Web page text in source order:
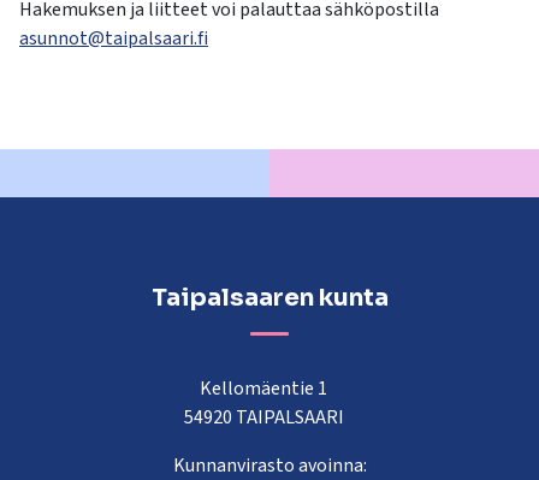
Hakemuksen ja liitteet voi palauttaa sähköpostilla
asunnot@taipalsaari.fi
Taipalsaaren kunta
Kellomäentie 1
54920 TAIPALSAARI
Kunnanvirasto avoinna: